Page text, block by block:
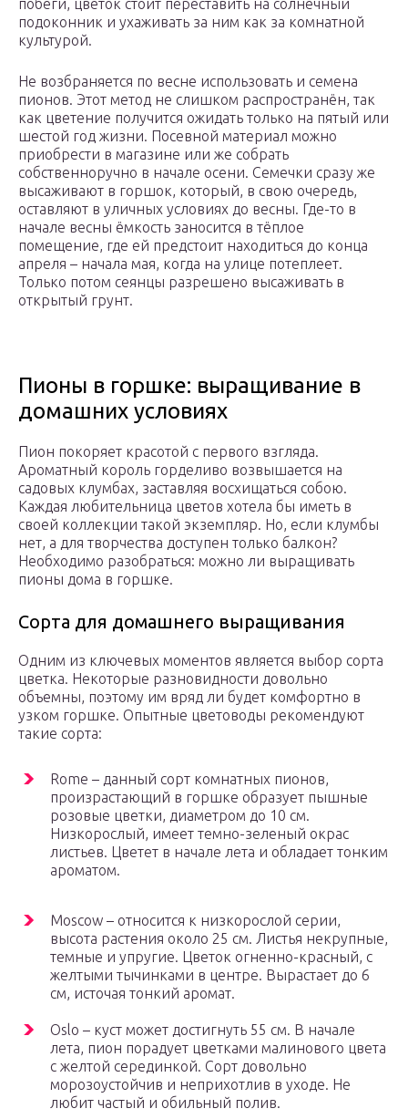
побеги, цветок стоит переставить на солнечный
подоконник и ухаживать за ним как за комнатной
культурой.
Не возбраняется по весне использовать и семена
пионов. Этот метод не слишком распространён, так
как цветение получится ожидать только на пятый или
шестой год жизни. Посевной материал можно
приобрести в магазине или же собрать
собственноручно в начале осени. Семечки сразу же
высаживают в горшок, который, в свою очередь,
оставляют в уличных условиях до весны. Где-то в
начале весны ёмкость заносится в тёплое
помещение, где ей предстоит находиться до конца
апреля – начала мая, когда на улице потеплеет.
Только потом сеянцы разрешено высаживать в
открытый грунт.
Пионы в горшке: выращивание в
домашних условиях
Пион покоряет красотой с первого взгляда.
Ароматный король горделиво возвышается на
садовых клумбах, заставляя восхищаться собою.
Каждая любительница цветов хотела бы иметь в
своей коллекции такой экземпляр. Но, если клумбы
нет, а для творчества доступен только балкон?
Необходимо разобраться: можно ли выращивать
пионы дома в горшке.
Сорта для домашнего выращивания
Одним из ключевых моментов является выбор сорта
цветка. Некоторые разновидности довольно
объемны, поэтому им вряд ли будет комфортно в
узком горшке. Опытные цветоводы рекомендуют
такие сорта:
Rome – данный сорт комнатных пионов,
произрастающий в горшке образует пышные
розовые цветки, диаметром до 10 см.
Низкорослый, имеет темно-зеленый окрас
листьев. Цветет в начале лета и обладает тонким
ароматом.
Moscow – относится к низкорослой серии,
высота растения около 25 см. Листья некрупные,
темные и упругие. Цветок огненно-красный, с
желтыми тычинками в центре. Вырастает до 6
см, источая тонкий аромат.
Oslo – куст может достигнуть 55 см. В начале
лета, пион порадует цветками малинового цвета
с желтой серединкой. Сорт довольно
морозоустойчив и неприхотлив в уходе. Не
любит частый и обильный полив.